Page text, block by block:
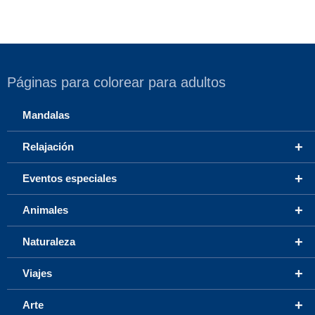
Páginas para colorear para adultos
Mandalas
+
Relajación
+
Eventos especiales
+
Animales
+
Naturaleza
+
Viajes
+
Arte